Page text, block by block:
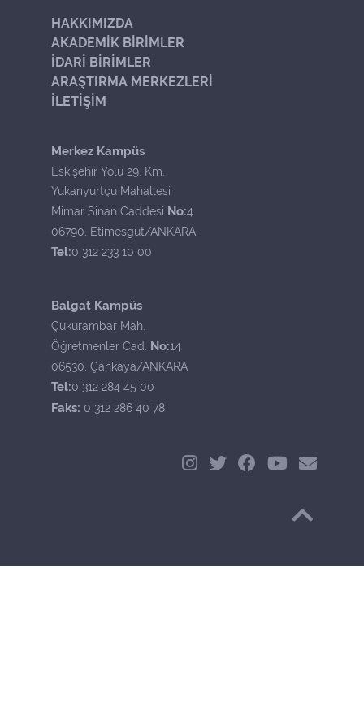
HAKKIMIZDA
AKADEMİK BİRİMLER
İDARİ BİRİMLER
ARAŞTIRMA MERKEZLERİ
İLETİŞİM
Merkez Kampüs
Eskişehir Yolu 29. Km.
Yukarıyurtçu Mahallesi
Mimar Sinan Caddesi No:4
06790, Etimesgut/ANKARA
Tel:0 312 233 10 00
Balgat Kampüs
Çukurambar Mah.
Öğretmenler Cad. No:14
06530, Çankaya/ANKARA
Tel:0 312 284 45 00
Faks: 0 312 286 40 78